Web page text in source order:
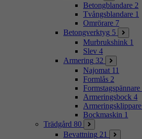
Betongblandare 2
Tvångsblandare 1
Omrörare 7
Betongverktyg 5
Murbrukshink 1
Slev 4
Armering 32
Najomat 11
Formlås 2
Formstagspännare
Armeringsbock 4
Armeringsklippare
Bockmaskin 1
Trädgård 80
Bevattning 21